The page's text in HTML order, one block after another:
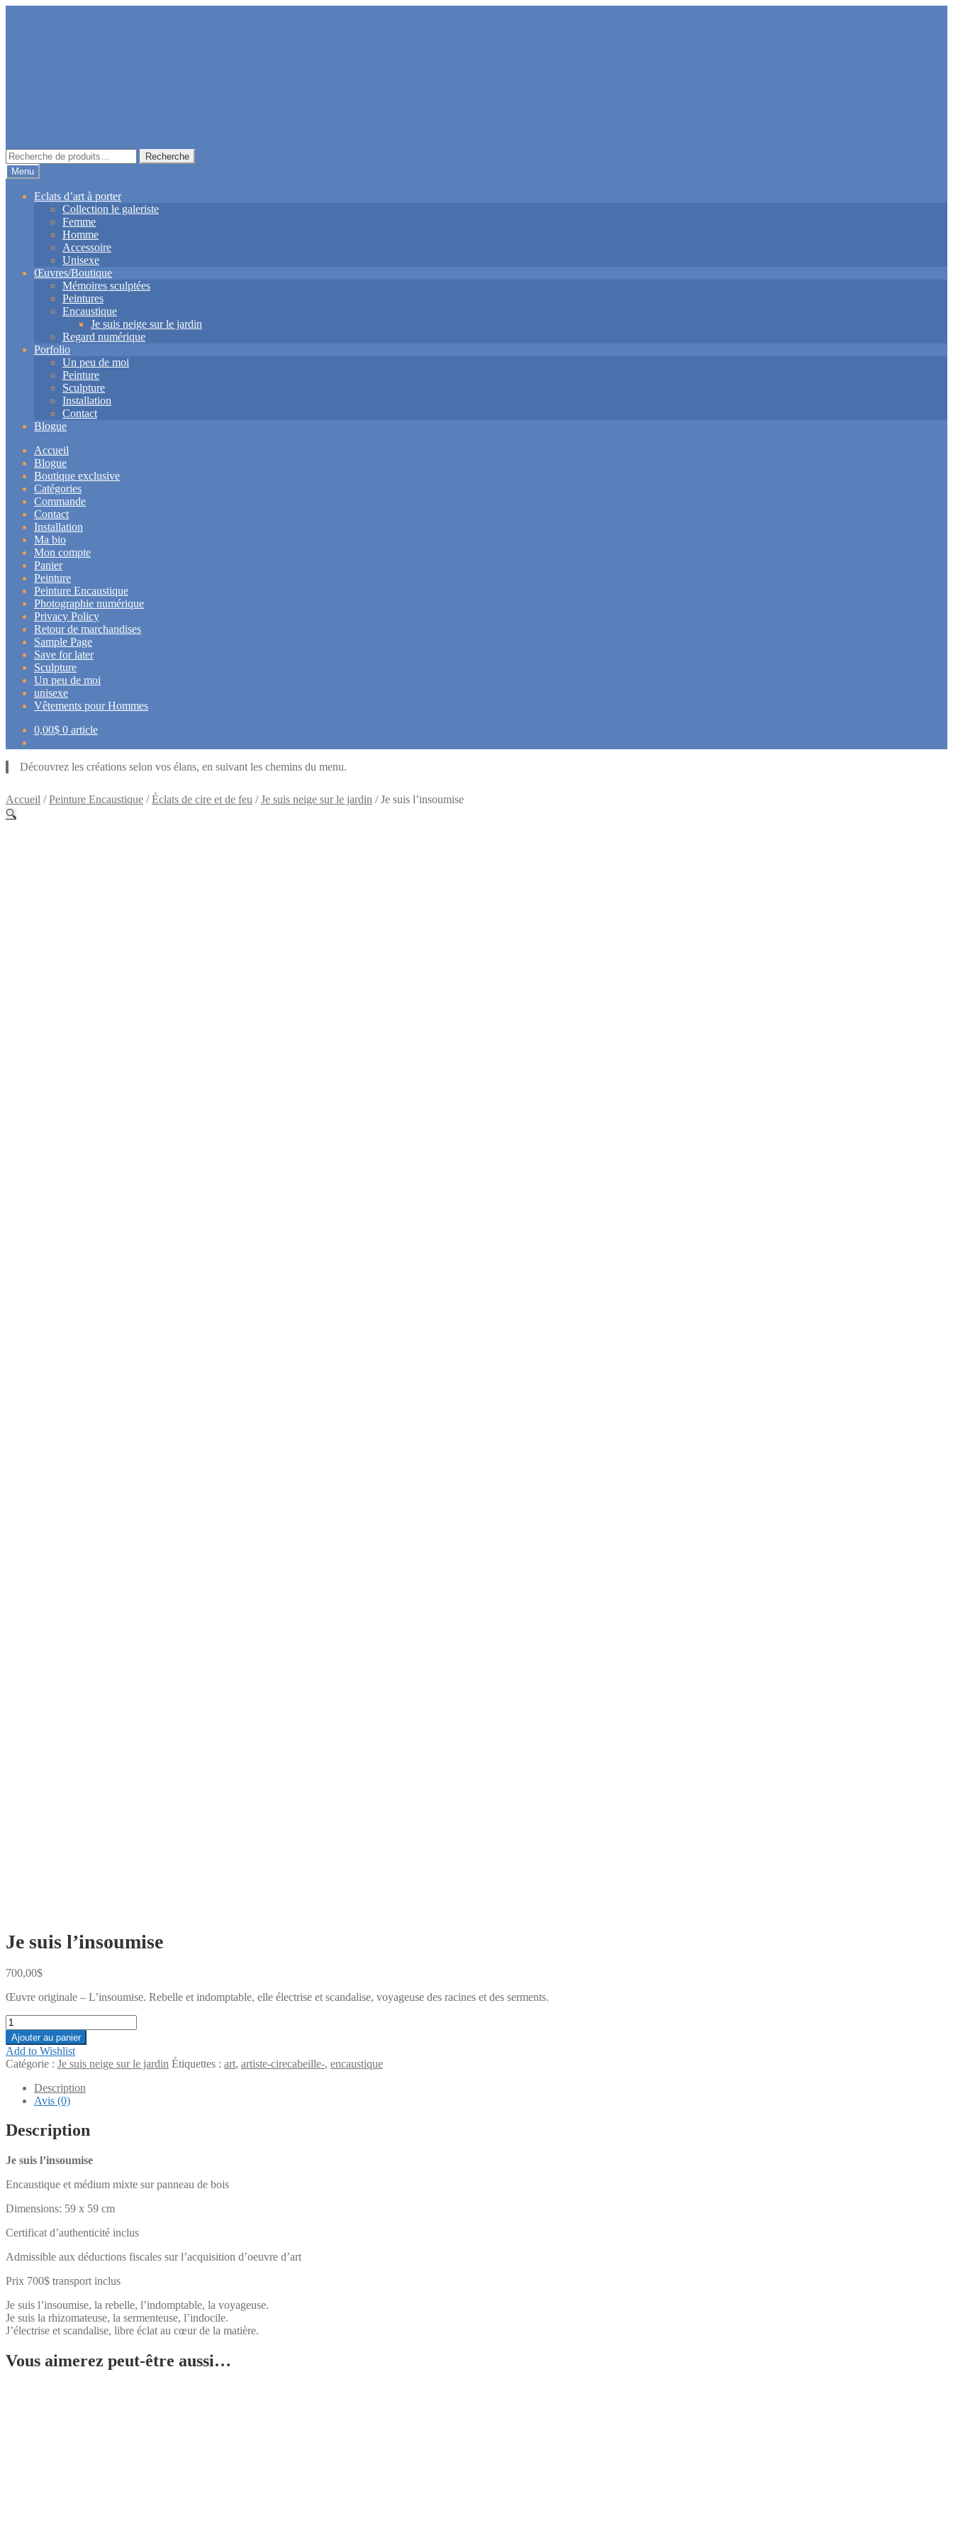
Recherche
pour :
Recherche
Menu
Eclats d’art à porter
Collection le galeriste
Femme
Homme
Accessoire
Unisexe
Œuvres/Boutique
Mémoires sculptées
Peintures
Encaustique
Je suis neige sur le jardin
Regard numérique
Porfolio
Un peu de moi
Peinture
Sculpture
Installation
Contact
Blogue
Accueil
Blogue
Boutique exclusive
Catégories
Commande
Contact
Installation
Ma bio
Mon compte
Panier
Peinture
Peinture Encaustique
Photographie numérique
Privacy Policy
Retour de marchandises
Sample Page
Save for later
Sculpture
Un peu de moi
unisexe
Vêtements pour Hommes
0,00$ 0 article
Découvrez les créations selon vos élans, en suivant les chemins du menu.
Accueil /Peinture Encaustique /Éclats de cire et de feu /Je suis neige sur le jardin /Je suis l’insoumise
🔍
Je suis l’insoumise
700,00$
Œuvre originale – L’insoumise. Rebelle et indomptable, elle électrise et scandalise, voyageuse des racines et des serments.
quantité
de
Je
suis
l'insoumise
Ajouter au panier
Add to Wishlist
Catégorie : Je suis neige sur le jardin Étiquettes : art, artiste-cirecabeille-, encaustique
Description
Avis (0)
Description
Je suis l’insoumise
Encaustique et médium mixte sur panneau de bois
Dimensions: 59 x 59 cm
Certificat d’authenticité inclus
Admissible aux déductions fiscales sur l’acquisition d’oeuvre d’art
Prix 700$ transport inclus
Je suis l’insoumise, la rebelle, l’indomptable, la voyageuse.
Je suis la rhizomateuse, la sermenteuse, l’indocile.
J’électrise et scandalise, libre éclat au cœur de la matière.
Vous aimerez peut-être aussi…